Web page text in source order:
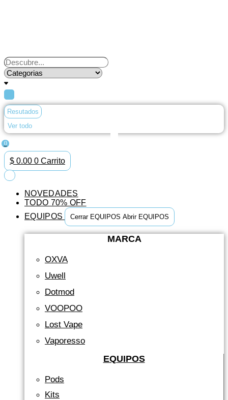
Search
...
Resutados
Ver todo
0
$ 0.00 0 Carrito
NOVEDADES
TODO 70% OFF
EQUIPOS
Cerrar EQUIPOS Abrir EQUIPOS
MARCA
OXVA
Uwell
Dotmod
VOOPOO
Lost Vape
Vaporesso
EQUIPOS
Pods
Kits